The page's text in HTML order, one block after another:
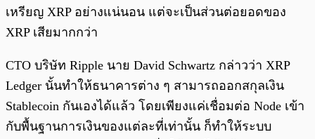
เหรียญ XRP อย่างแน่นอน แต่จะเป็นส่วนต่อยอดของ
XRP เสียมากกว่า
CTO บริษัท Ripple นาย David Schwartz กล่าวว่า XRP
Ledger นั้นทำให้ธนาคารต่าง ๆ สามารถออกสกุลเงิน
Stablecoin กันเองได้แล้ว โดยเพียงแค่เชื่อมต่อ Node เข้า
กับพื้นฐานการเงินของแต่ละที่เท่านั้น ก็ทำให้ระบบ